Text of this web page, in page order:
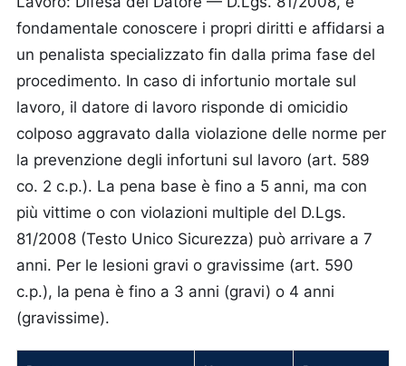
fondamentale conoscere i propri diritti e affidarsi a
un penalista specializzato fin dalla prima fase del
procedimento. In caso di infortunio mortale sul
lavoro, il datore di lavoro risponde di omicidio
colposo aggravato dalla violazione delle norme per
la prevenzione degli infortuni sul lavoro (art. 589
co. 2 c.p.). La pena base è fino a 5 anni, ma con
più vittime o con violazioni multiple del D.Lgs.
81/2008 (Testo Unico Sicurezza) può arrivare a 7
anni. Per le lesioni gravi o gravissime (art. 590
c.p.), la pena è fino a 3 anni (gravi) o 4 anni
(gravissime).